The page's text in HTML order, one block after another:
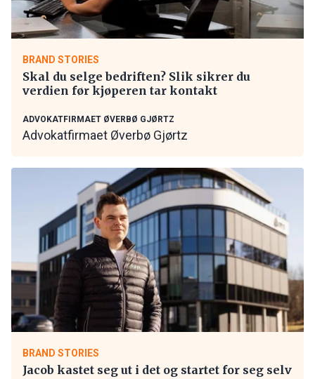
BRAND STORIES
Skal du selge bedriften? Slik sikrer du
verdien før kjøperen tar kontakt
ADVOKATFIRMAET ØVERBØ GJØRTZ
Advokatfirmaet Øverbø Gjørtz
BRAND STORIES
Jacob kastet seg ut i det og startet for seg selv